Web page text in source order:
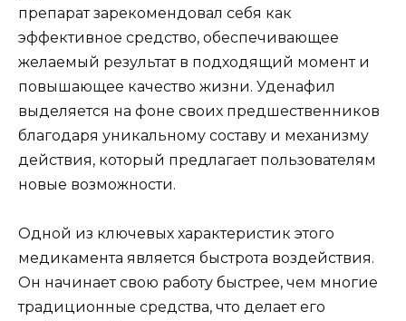
препарат зарекомендовал себя как
эффективное средство, обеспечивающее
желаемый результат в подходящий момент и
повышающее качество жизни. Уденафил
выделяется на фоне своих предшественников
благодаря уникальному составу и механизму
действия, который предлагает пользователям
новые возможности.
Одной из ключевых характеристик этого
медикамента является быстрота воздействия.
Он начинает свою работу быстрее, чем многие
традиционные средства, что делает его